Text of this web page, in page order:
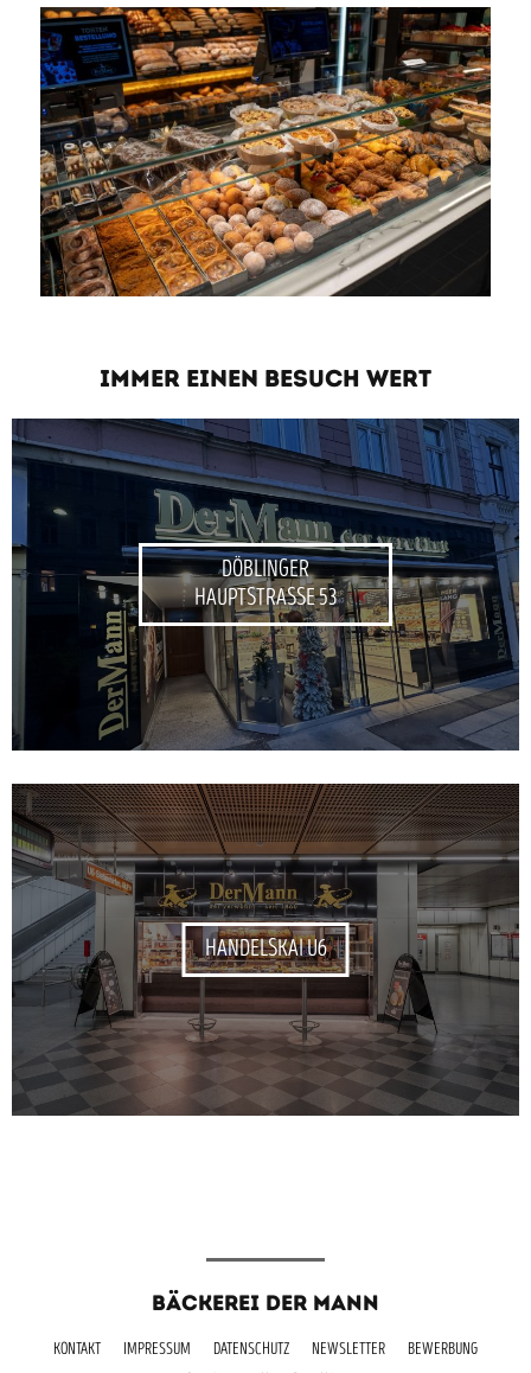
IMMER EINEN BESUCH WERT
DÖBLINGER
HAUPTSTRASSE 53
HANDELSKAI U6
BÄCKEREI DER MANN
KONTAKT IMPRESSUM DATENSCHUTZ NEWSLETTER
BEWERBUNG